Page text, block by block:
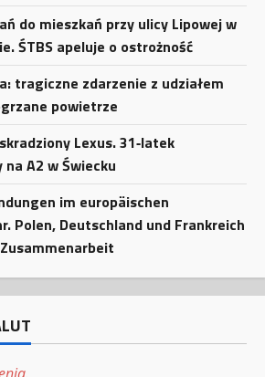
do mieszkań przy ulicy Lipowej w
ŚTBS apeluje o ostrożność
tragiczne zdarzenie z udziałem
powietrze
Lexus. 31‑latek
A2 w Świecku
im europäischen
Polen, Deutschland und Frankreich